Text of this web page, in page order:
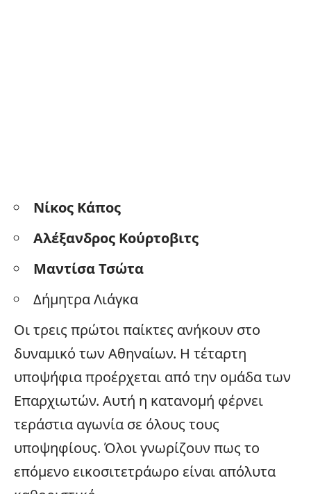
Νίκος Κάπος
Αλέξανδρος Κούρτοβιτς
Μαντίσα Τσώτα
Δήμητρα Λιάγκα
Οι τρεις πρώτοι παίκτες ανήκουν στο
δυναμικό των Αθηναίων. Η τέταρτη
υποψήφια προέρχεται από την ομάδα των
Επαρχιωτών. Αυτή η κατανομή φέρνει
τεράστια αγωνία σε όλους τους
υποψηφίους. Όλοι γνωρίζουν πως το
επόμενο εικοσιτετράωρο είναι απόλυτα